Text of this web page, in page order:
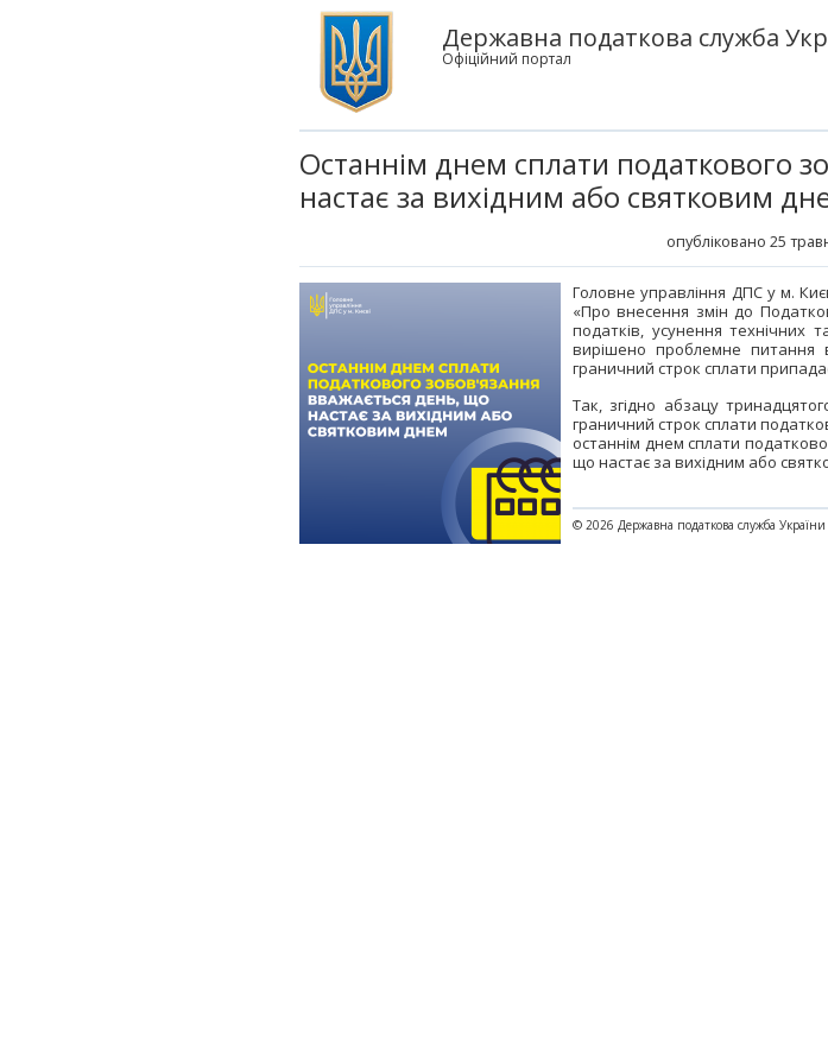
Державна податкова служба
Офіційний портал
Останнім днем сплати податкового
настає за вихідним або святковим
опубліковано 25
Головне управління ДПС у м.
«Про внесення змін до
податків, усунення технічних
вирішено проблемне питання
граничний строк сплати
Так, згідно абзацу
граничний строк сплати
останнім днем сплати
що настає за вихідним або
© 2026 Державна податкова служба України